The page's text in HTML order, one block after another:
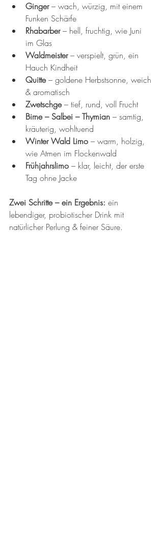
Ginger – wach, würzig, mit einem
Funken Schärfe
Rhabarber – hell, fruchtig, wie Juni
im Glas
Waldmeister – verspielt, grün, ein
Hauch Kindheit
Quitte – goldene Herbstsonne, weich
& aromatisch
Zwetschge – tief, rund, voll Frucht
Birne – Salbei – Thymian – samtig,
kräuterig, wohltuend
Winter Wald Limo – warm, holzig,
wie Atmen im Flockenwald
Frühjahrslimo – klar, leicht, der erste
Tag ohne Jacke
Zwei Schritte – ein Ergebnis: ein
lebendiger, probiotischer Drink mit
natürlicher Perlung & feiner Säure.